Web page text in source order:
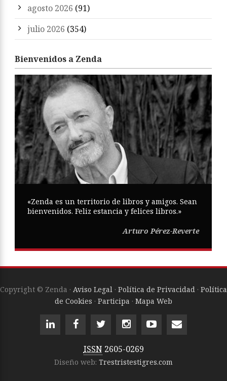
agosto 2026 (91)
julio 2026 (354)
Bienvenidos a Zenda
«Zenda es un territorio de libros y amigos. Sean
bienvenidos. Feliz estancia y felices libros.»
Arturo Pérez-Reverte
Copyright © Zenda · Aviso Legal · Política de Privacidad · Política
de Cookies · Participa · Mapa Web
ISSN 2605-0269
Diseño web: Trestristestigres.com